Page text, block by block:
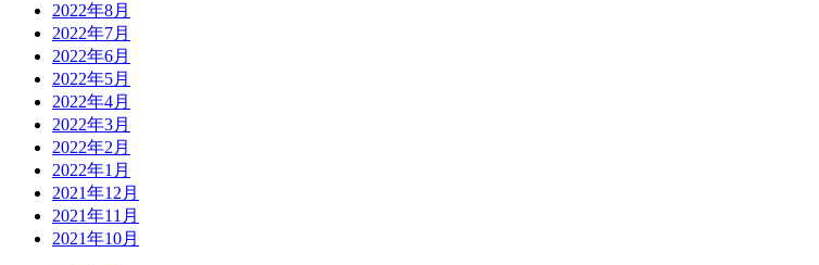
2022年8月
2022年7月
2022年6月
2022年5月
2022年4月
2022年3月
2022年2月
2022年1月
2021年12月
2021年11月
2021年10月